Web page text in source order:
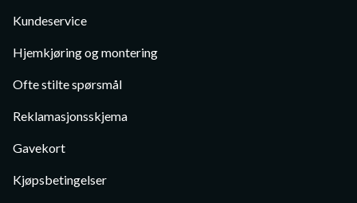
Kundeservice
Hjemkjøring og montering
Ofte stilte spørsmål
Reklamasjonsskjema
Gavekort
Kjøpsbetingelser